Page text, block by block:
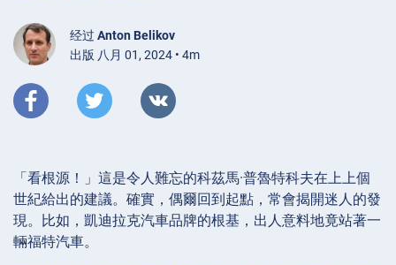
经过 Anton Belikov
出版 八月 01, 2024 • 4m
「看根源！」這是令人難忘的科茲馬·普魯特科夫在上上個
世紀給出的建議。確實，偶爾回到起點，常會揭開迷人的發
現。比如，凱迪拉克汽車品牌的根基，出人意料地竟站著一
輛福特汽車。